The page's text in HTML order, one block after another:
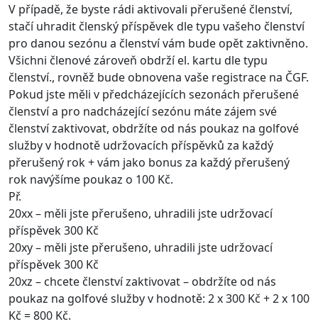
V případě, že byste rádi aktivovali přerušené členství,
stačí uhradit členský příspěvek dle typu vašeho členství
pro danou sezónu a členství vám bude opět zaktivněno.
Všichni členové zároveň obdrží el. kartu dle typu
členství., rovněž bude obnovena vaše registrace na ČGF.
Pokud jste měli v předcházejících sezonách přerušené
členství a pro nadcházející sezónu máte zájem své
členství zaktivovat, obdržíte od nás poukaz na golfové
služby v hodnotě udržovacích příspěvků za každý
přerušený rok + vám jako bonus za každý přerušený
rok navýšíme poukaz o 100 Kč.
Př.
20xx – měli jste přerušeno, uhradili jste udržovací
příspěvek 300 Kč
20xy – měli jste přerušeno, uhradili jste udržovací
příspěvek 300 Kč
20xz – chcete členství zaktivovat – obdržíte od nás
poukaz na golfové služby v hodnotě: 2 x 300 Kč + 2 x 100
Kč = 800 Kč.